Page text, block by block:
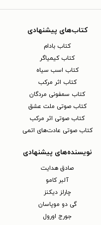
کتاب‌های پیشنهادی
کتاب بادام
کتاب کیمیاگر
کتاب اسب سیاه
کتاب اثر مرکب
کتاب سمفونی مردگان
کتاب صوتی ملت عشق
کتاب صوتی اثر مرکب
کتاب صوتی عادت‌های اتمی
نویسنده‌های پیشنهادی
صادق هدایت
آلبر کامو
چارلز دیکنز
گی دو موپاسان
جورج اورول